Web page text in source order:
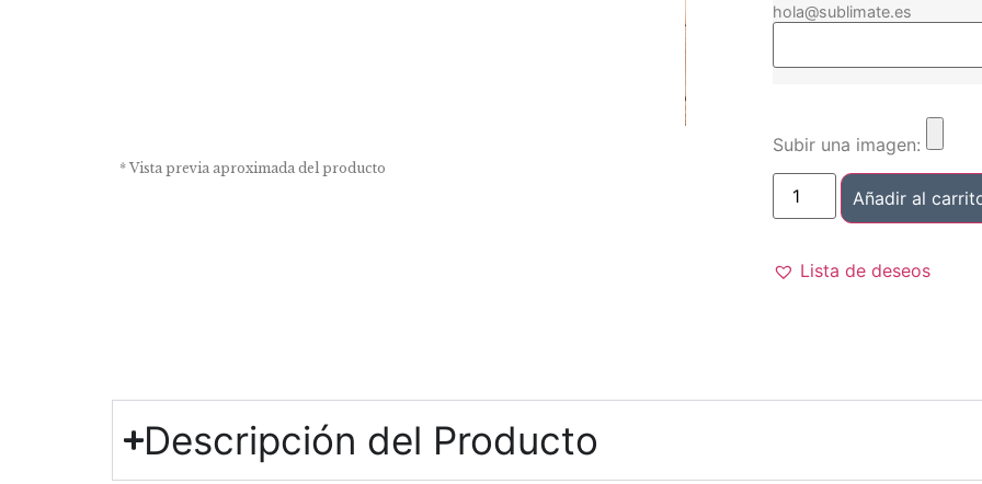
* Vista previa aproximada del producto
hola@sublimate.es
Subir una imagen:
Añadir al
Lista de deseos
Descripción del Producto